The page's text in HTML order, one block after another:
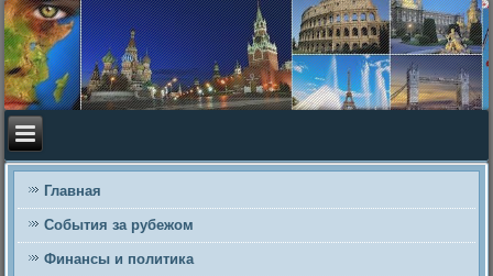
Главная
События за рубежом
Финансы и политика